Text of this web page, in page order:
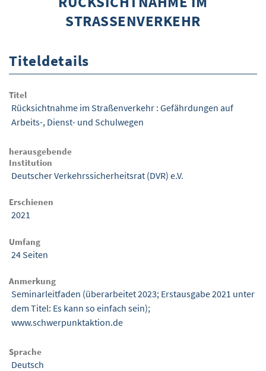
ÜBER WISOM
FRAGEN UND ANTWORTEN
KONTAKT
STRASSENVERKEHR
Titeldetails
Titel
Rücksichtnahme im Straßenverkehr : Gefährdungen auf
Arbeits-, Dienst- und Schulwegen
herausgebende
Institution
Deutscher Verkehrssicherheitsrat (DVR) e.V.
Erschienen
2021
Umfang
24 Seiten
Anmerkung
Seminarleitfaden (überarbeitet 2023; Erstausgabe 2021 unter
dem Titel: Es kann so einfach sein);
www.schwerpunktaktion.de
Sprache
Deutsch